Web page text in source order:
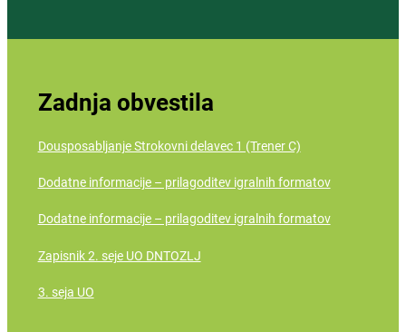
Zadnja obvestila
Dousposabljanje Strokovni delavec 1 (Trener C)
Dodatne informacije – prilagoditev igralnih formatov
Dodatne informacije – prilagoditev igralnih formatov
Zapisnik 2. seje UO DNTOZLJ
3. seja UO